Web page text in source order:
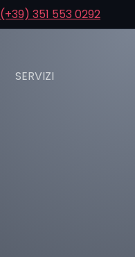
(+39) 351 553 0292
SERVIZI